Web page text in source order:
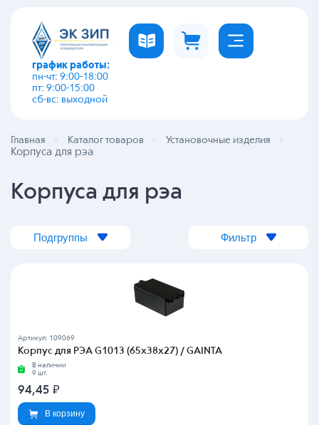
график работы:
пн-чт: 9:00-18:00
пт: 9:00-15:00
сб-вс: выходной
Главная Каталог товаров Установочные изделия
Корпуса для рэа
Корпуса для рэа
Подгруппы Фильтр
Артикул: 109069
Корпус для РЭА G1013 (65х38х27) / GAINTA
В наличии
9 шт.
94,45 ₽
В корзину